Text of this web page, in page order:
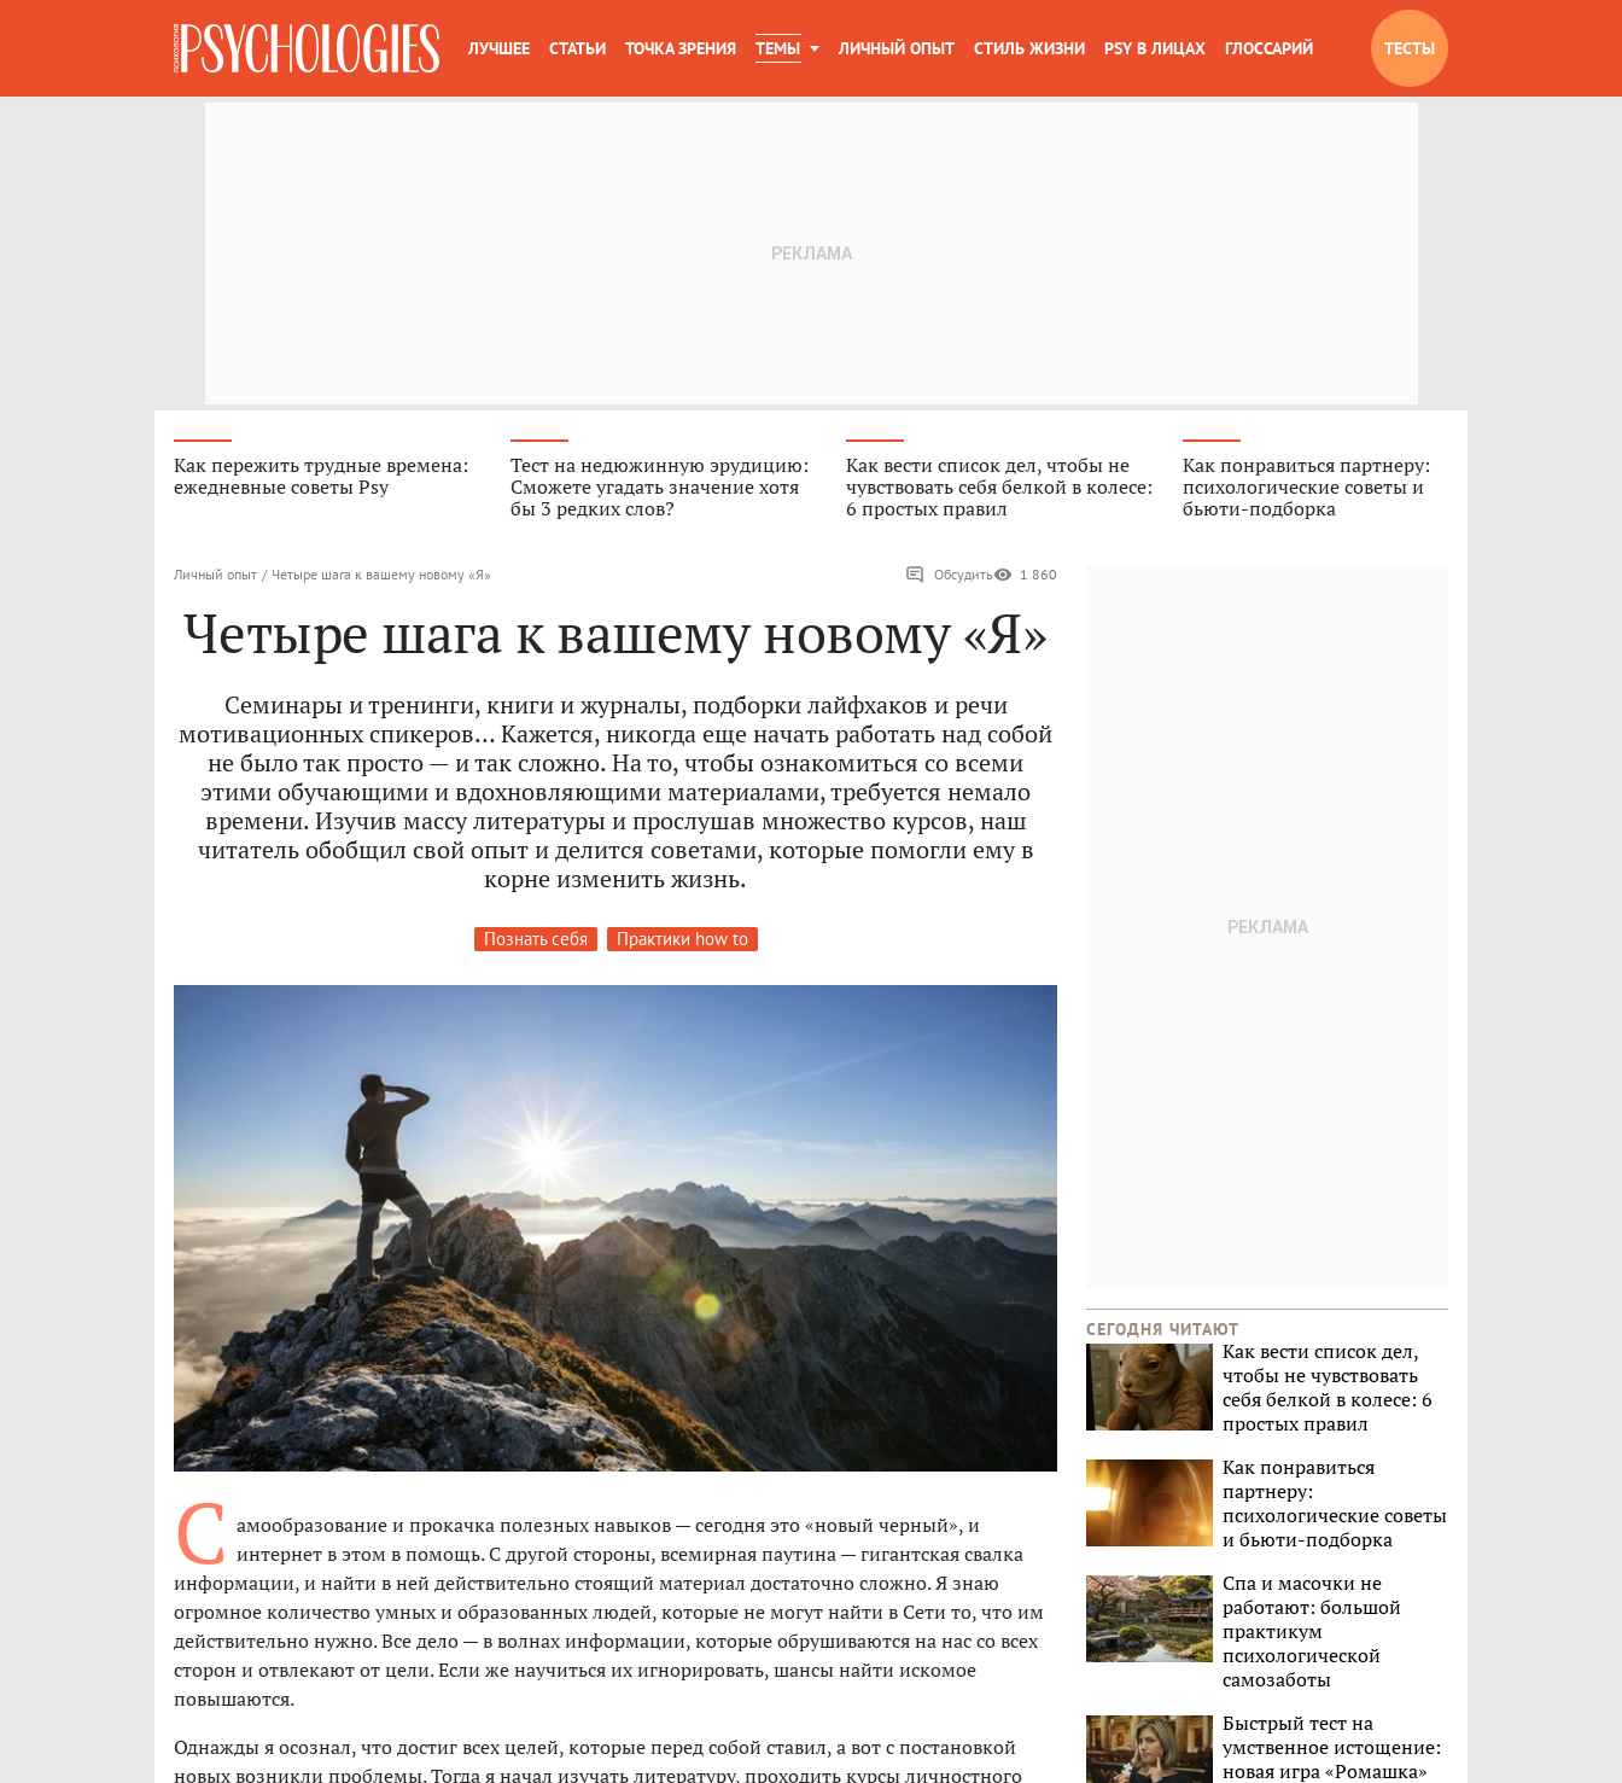
ЛУЧШЕЕ СТАТЬИ ТОЧКА ЗРЕНИЯ ТЕМЫ ЛИЧНЫЙ ОПЫТ СТИЛЬ ЖИЗНИ PSY В ЛИЦАХ ГЛОССАРИЙ ТЕСТЫ
Как пережить трудные времена:
ежедневные советы Psy
Тест на недюжинную эрудицию:
Сможете угадать значение хотя
бы 3 редких слов?
Как вести список дел, чтобы не
чувствовать себя белкой в колесе:
6 простых правил
Как понравиться партнеру:
психологические советы и
бьюти-подборка
Личный опыт / Четыре шага к вашему новому «Я» Обсудить 1 860
Четыре шага к вашему новому «Я»
Семинары и тренинги, книги и журналы, подборки лайфхаков и речи
мотивационных спикеров… Кажется, никогда еще начать работать над собой
не было так просто — и так сложно. На то, чтобы ознакомиться со всеми
этими обучающими и вдохновляющими материалами, требуется немало
времени. Изучив массу литературы и прослушав множество курсов, наш
читатель обобщил свой опыт и делится советами, которые помогли ему в
корне изменить жизнь.
Познать себя Практики how to
С амообразование и прокачка полезных навыков — сегодня это «новый черный», и
интернет в этом в помощь. С другой стороны, всемирная паутина — гигантская свалка
информации, и найти в ней действительно стоящий материал достаточно сложно. Я знаю
огромное количество умных и образованных людей, которые не могут найти в Сети то, что им
действительно нужно. Все дело — в волнах информации, которые обрушиваются на нас со всех
сторон и отвлекают от цели. Если же научиться их игнорировать, шансы найти искомое
повышаются.
Однажды я осознал, что достиг всех целей, которые перед собой ставил, а вот с постановкой
новых возникли проблемы. Тогда я начал изучать литературу, проходить курсы личностного
СЕГОДНЯ ЧИТАЮТ
Как вести список дел,
чтобы не чувствовать
себя белкой в колесе: 6
простых правил
Как понравиться
партнеру:
психологические советы
и бьюти-подборка
Спа и масочки не
работают: большой
практикум
психологической
самозаботы
Быстрый тест на
умственное истощение:
новая игра «Ромашка»